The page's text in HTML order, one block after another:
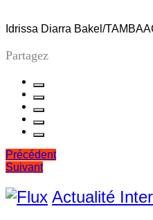
Idrissa Diarra Bakel/
Partagez
Navigation
de
l’article
Précédent
Suivant
Actualité